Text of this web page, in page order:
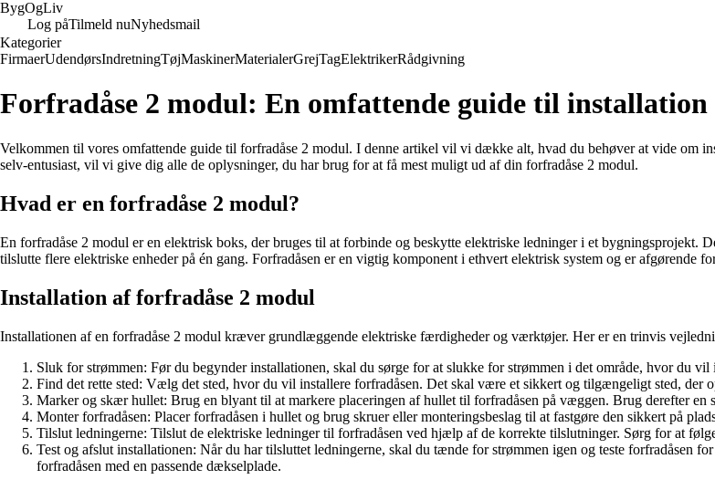
BygOgLiv
Log påTilmeld nuNyhedsmail
Kategorier
FirmaerUdendørsIndretningTøjMaskinerMaterialerGrejTagElektrikerRådgivning
Forfradåse 2 modul: En omfattende guide til installation
Velkommen til vores omfattende guide til forfradåse 2 modul. I denne artikel vil vi dække alt, hvad du behøver at vide om
selv-entusiast, vil vi give dig alle de oplysninger, du har brug for at få mest muligt ud af din forfradåse 2 modul.
Hvad er en forfradåse 2 modul?
En forfradåse 2 modul er en elektrisk boks, der bruges til at forbinde og beskytte elektriske ledninger i et bygningsprojekt.
tilslutte flere elektriske enheder på én gang. Forfradåsen er en vigtig komponent i ethvert elektrisk system og er afgørende
Installation af forfradåse 2 modul
Installationen af en forfradåse 2 modul kræver grundlæggende elektriske færdigheder og værktøjer. Her er en trinvis
Sluk for strømmen: Før du begynder installationen, skal du sørge for at slukke for strømmen i det område, hvor du
Find det rette sted: Vælg det sted, hvor du vil installere forfradåsen. Det skal være et sikkert og tilgængeligt sted, der
Marker og skær hullet: Brug en blyant til at markere placeringen af hullet til forfradåsen på væggen. Brug derefter en
Monter forfradåsen: Placer forfradåsen i hullet og brug skruer eller monteringsbeslag til at fastgøre den sikkert på
Tilslut ledningerne: Tilslut de elektriske ledninger til forfradåsen ved hjælp af de korrekte tilslutninger. Sørg for at
Test og afslut installationen: Når du har tilsluttet ledningerne, skal du tænde for strømmen igen og teste forfradåsen
forfradåsen med en passende dækselplade.